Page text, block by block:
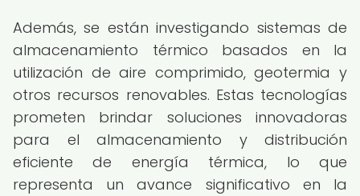
Además, se están investigando sistemas de
almacenamiento térmico basados en la
utilización de aire comprimido, geotermia y
otros recursos renovables. Estas tecnologías
prometen brindar soluciones innovadoras
para el almacenamiento y distribución
eficiente de energía térmica, lo que
representa un avance significativo en la